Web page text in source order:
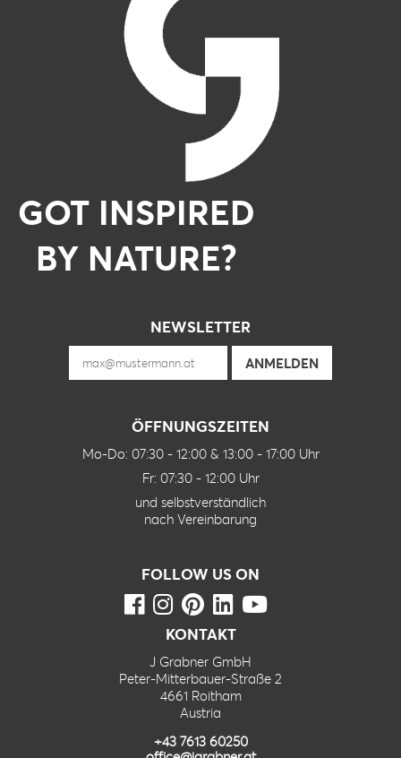
GOT INSPIRED
BY NATURE?
NEWSLETTER
ÖFFNUNGSZEITEN
Mo-Do: 07:30 - 12:00 & 13:00 - 17:00 Uhr
Fr: 07:30 - 12:00 Uhr
und selbstverständlich
nach Vereinbarung
FOLLOW US ON
KONTAKT
J Grabner GmbH
Peter-Mitterbauer-Straße 2
4661 Roitham
Austria
+43 7613 60250